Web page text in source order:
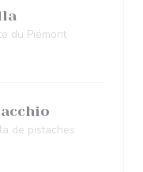
du Piémont
de pistaches